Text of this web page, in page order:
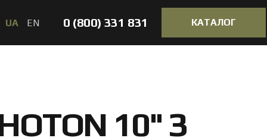
UA EN 0 (800) 331 831 КАТАЛОГ
10" З